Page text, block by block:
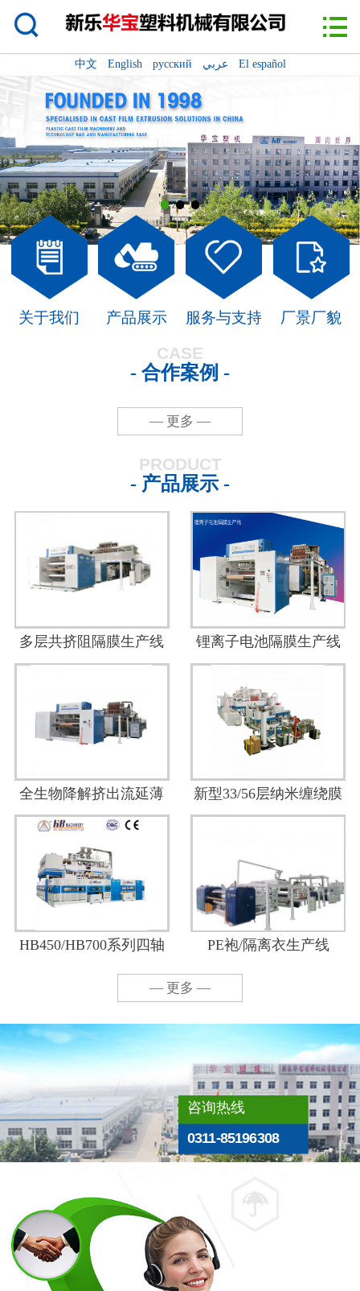
网站首页
关于我们
产品展示
合作案例
服务与支持
厂景厂貌
留言/预约


中文 English русский عربي El español
关于我们 产品展示 服务与支持 厂景厂貌
CASE
- 合作案例 -
— 更多 —
PRODUCT
- 产品展示 -
多层共挤阻隔膜生产线 锂离子电池隔膜生产线
全生物降解挤出流延薄
膜生产线
新型33/56层纳米缠绕膜
生产线
HB450/HB700系列四轴
流延PE缠绕膜/牧草膜生
产线（1500-6000mm）
PE袍/隔离衣生产线
— 更多 —
咨询热线
0311-85196308